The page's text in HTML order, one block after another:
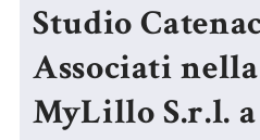
Studio
Associati
MyLillo S.r.l.